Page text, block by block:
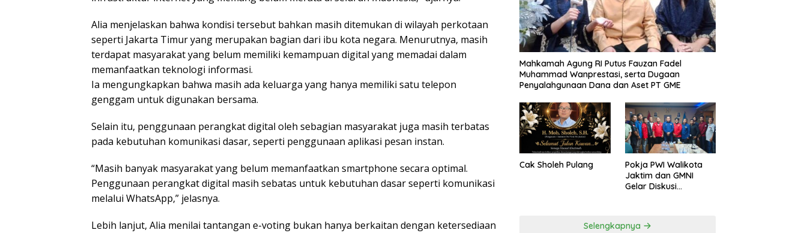
Alia menjelaskan bahwa kondisi tersebut bahkan masih ditemukan di wilayah perkotaan
seperti Jakarta Timur yang merupakan bagian dari ibu kota negara. Menurutnya, masih
terdapat masyarakat yang belum memiliki kemampuan digital yang memadai dalam
memanfaatkan teknologi informasi.
Ia mengungkapkan bahwa masih ada keluarga yang hanya memiliki satu telepon
genggam untuk digunakan bersama.
Selain itu, penggunaan perangkat digital oleh sebagian masyarakat juga masih terbatas
pada kebutuhan komunikasi dasar, seperti penggunaan aplikasi pesan instan.
“Masih banyak masyarakat yang belum memanfaatkan smartphone secara optimal.
Penggunaan perangkat digital masih sebatas untuk kebutuhan dasar seperti komunikasi
melalui WhatsApp,” jelasnya.
Lebih lanjut, Alia menilai tantangan e-voting bukan hanya berkaitan dengan ketersediaan
Mahkamah Agung RI Putus Fauzan Fadel
Muhammad Wanprestasi, serta Dugaan
Penyalahgunaan Dana dan Aset PT GME
Cak Sholeh Pulang
Pokja PWI Walikota
Jaktim dan GMNI
Gelar Diskusi
Selengkapnya